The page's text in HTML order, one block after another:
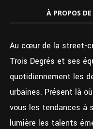
À PROPOS
Au cœur de la street-
Trois Degrés et ses
quotidiennement les
urbaines. Présent là
vous les tendances à
lumière les talents